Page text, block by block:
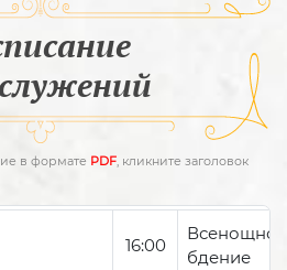
в формате PDF, кликните заголовок
16:00
Всенощное
бдение